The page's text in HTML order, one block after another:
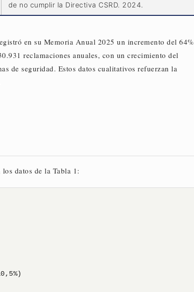
de no cumplir la Directiva CSRD. 2024.
en su Memoria Anual 2025 un incremento del 64%
reclamaciones anuales, con un crecimiento del
de seguridad. Estos datos cualitativos refuerzan la
datos de la Tabla 1: